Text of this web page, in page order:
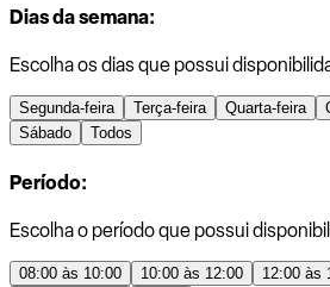
Dias da semana:
Escolha os dias que possui
Segunda-feira Terça-feira Quarta-feira
Sábado
Todos
Período:
Escolha o período que possui
08:00 às 10:00 10:00 às 12:00 12:00 às